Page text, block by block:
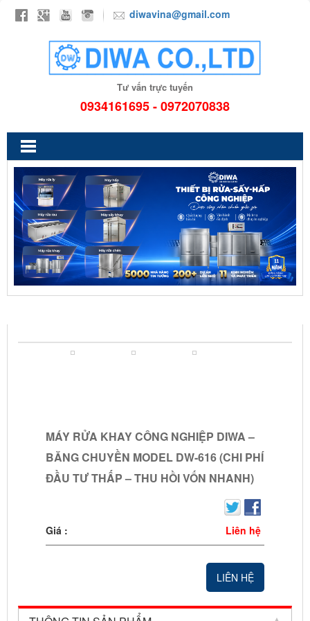
diwavina@gmail.com
Tư vấn trực tuyến
0934161695 - 0972070838
MÁY RỬA KHAY CÔNG NGHIỆP DIWA –
BĂNG CHUYỀN MODEL DW-616 (CHI PHÍ
ĐẦU TƯ THẤP – THU HỒI VỐN NHANH)
Giá : Liên hệ
LIÊN HỆ